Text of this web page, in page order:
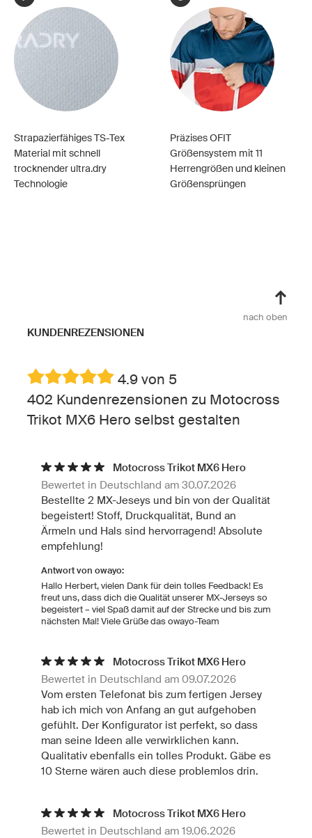
Strapazierfähiges TS-Tex
Material mit schnell
trocknender ultra.dry
Technologie
Präzises OFIT
Größensystem mit 11
Herrengrößen und kleinen
Größensprüngen
nach oben
KUNDENREZENSIONEN
4.9 von 5
402 Kundenrezensionen zu Motocross
Trikot MX6 Hero selbst gestalten
Motocross Trikot MX6 Hero
Bewertet in Deutschland am 30.07.2026
Bestellte 2 MX-Jeseys und bin von der Qualität
begeistert! Stoff, Druckqualität, Bund an
Ärmeln und Hals sind hervorragend! Absolute
empfehlung!
Antwort von owayo:
Hallo Herbert, vielen Dank für dein tolles Feedback! Es
freut uns, dass dich die Qualität unserer MX-Jerseys so
begeistert – viel Spaß damit auf der Strecke und bis zum
nächsten Mal! Viele Grüße das owayo-Team
Motocross Trikot MX6 Hero
Bewertet in Deutschland am 09.07.2026
Vom ersten Telefonat bis zum fertigen Jersey
hab ich mich von Anfang an gut aufgehoben
gefühlt. Der Konfigurator ist perfekt, so dass
man seine Ideen alle verwirklichen kann.
Qualitativ ebenfalls ein tolles Produkt. Gäbe es
10 Sterne wären auch diese problemlos drin.
Motocross Trikot MX6 Hero
Bewertet in Deutschland am 19.06.2026